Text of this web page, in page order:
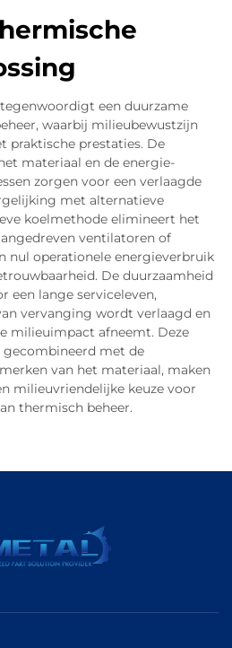
een duurzame
waarbij milieubewustzijn
praktische prestaties. De
materiaal en de energie-
zorgen voor een verlaagde
met alternatieve
koelmethode elimineert het
ventilatoren of
nul operationele energieverbruik
De duurzaamheid
een lange serviceleven,
vervanging wordt verlaagd en
milieuimpact afneemt. Deze
gecombineerd met de
van het materiaal, maken
milieuvriendelijke keuze voor
thermisch beheer.